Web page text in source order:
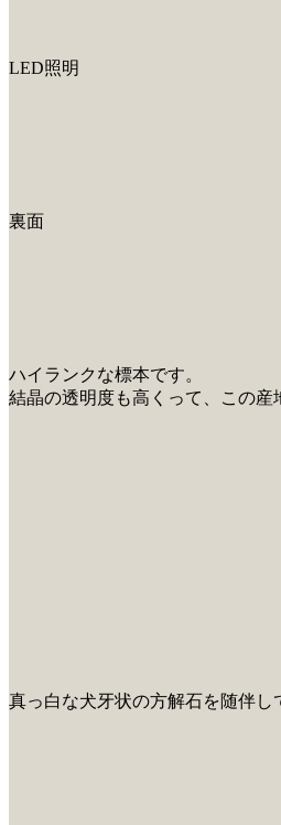
LED照明
裏面
ハイランクな標本です。
結晶の透明度も高くって、この産
真っ白な犬牙状の方解石を随伴し